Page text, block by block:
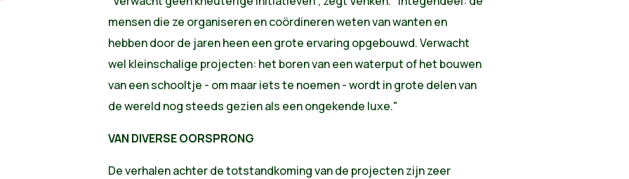
mensen die ze organiseren en coördineren weten van wanten en
hebben door de jaren heen een grote ervaring opgebouwd. Verwacht
wel kleinschalige projecten: het boren van een waterput of het bouwen
van een schooltje - om maar iets te noemen - wordt in grote delen van
de wereld nog steeds gezien als een ongekende luxe."
VAN DIVERSE OORSPRONG
De verhalen achter de totstandkoming van de projecten zijn zeer